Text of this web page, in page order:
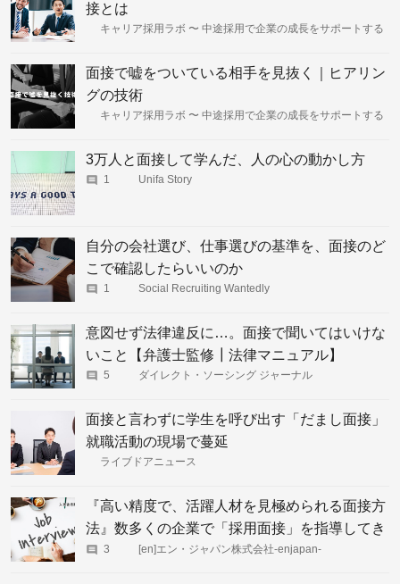
接とは
キャリア採用ラボ 〜 中途採用で企業の成長をサポートする
面接で嘘をついている相手を見抜く｜ヒアリン
グの技術
キャリア採用ラボ 〜 中途採用で企業の成長をサポートする
3万人と面接して学んだ、人の心の動かし方
1 Unifa Story
自分の会社選び、仕事選びの基準を、面接のど
こで確認したらいいのか
1 Social Recruiting Wantedly
意図せず法律違反に…。面接で聞いてはいけな
いこと【弁護士監修┃法律マニュアル】
5 ダイレクト・ソーシング ジャーナル
面接と言わずに学生を呼び出す「だまし面接」
就職活動の現場で蔓延
ライブドアニュース
『高い精度で、活躍人材を見極められる面接方
法』数多くの企業で「採用面接」を指導してき
た川上教授に聞く！
3 [en]エン・ジャパン株式会社-enjapan-